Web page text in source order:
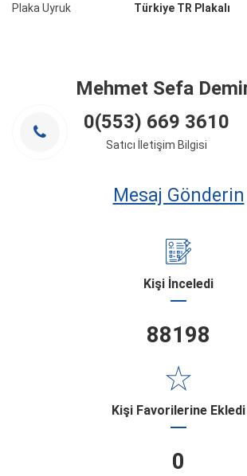
Plaka Uyruk Türkiye TR Plakalı
Mehmet Sefa
0(553) 669 3610
Satıcı İletişim Bilgisi
Mesaj Gönderin
Kişi İnceledi
88198
Kişi Favorilerine Ekledi
0